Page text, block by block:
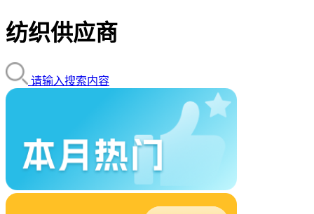
纺织供应商
请输入搜索内容